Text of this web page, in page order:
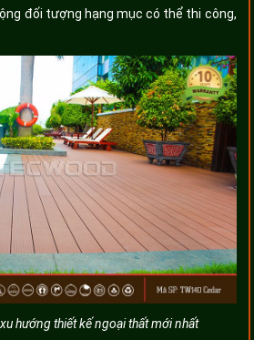
đối tượng hạng mục có thể thi công,
hướng thiết kế ngoại thất mới nhất